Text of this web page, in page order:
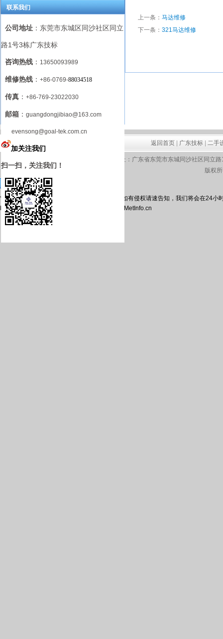
联系我们
公司地址：东莞市东城区同沙社区同立
路1号3栋广东技标
咨询热线： 13650093989
维修热线： +86-0769-88034518
传真： +86-769-23022030
邮箱： guangdongjibiao@163.com
evensong@goal-tek.com.cn
加关注我们
扫一扫，关注我们！
上一条： 马达维修
下一条： 321马达维修
返回首页 广东技标 二手
地址：广东省东莞市东城同沙社区同立
版权
*本站相关网页素材及相关资源均来源互联网，如有侵权请速告知，我们将会在24小
Powered byMetInfo 5.3.19 www.MetInfo.cn